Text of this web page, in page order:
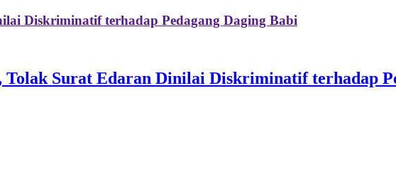
Diskriminatif terhadap Pedagang Daging Babi
Surat Edaran Dinilai Diskriminatif terhadap